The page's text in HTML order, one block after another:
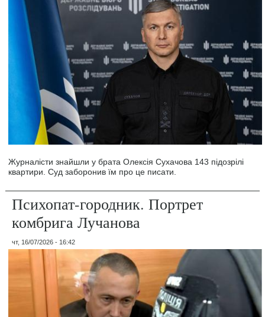
Журналісти знайшли у брата Олексія Сухачова 143 підозрілі
квартири. Суд заборонив їм про це писати.
Психопат-городник. Портрет
комбрига Лучанова
чт, 16/07/2026 - 16:42